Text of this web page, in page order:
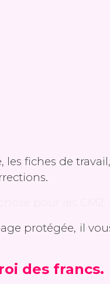
fiches de
protégée, il
des francs.